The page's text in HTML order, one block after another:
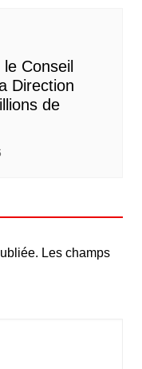
Conseil
Direction
de
Les champs